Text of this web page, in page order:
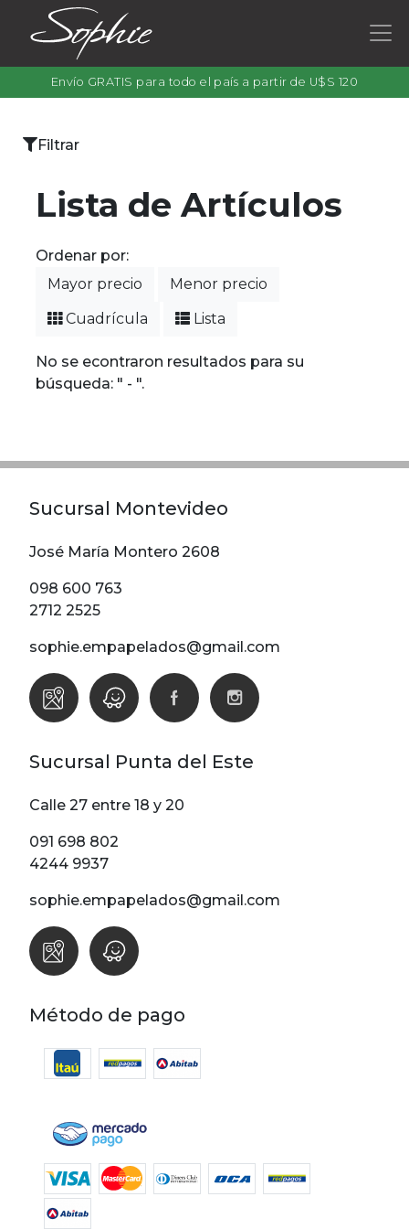
Envío GRATIS para todo el país a partir de U$S 120
×
Filtrar
por
color
Abstracto
Botanico
Escoces Y
Espiga
Guardas
Infantiles
Ladrillo
Liso
Madera
Raya
Rombos
SALE
Oportunidades
Varios
Filtrar
Filtrar
Lista de Artículos
Ordenar por:
Mayor precio
Menor precio
Cuadrícula
Lista
No se econtraron resultados para su
búsqueda: " - ".
Sucursal Montevideo
José María Montero 2608
098 600 763
2712 2525
sophie.empapelados@gmail.com
Sucursal Punta del Este
Calle 27 entre 18 y 20
091 698 802
4244 9937
sophie.empapelados@gmail.com
Método de pago